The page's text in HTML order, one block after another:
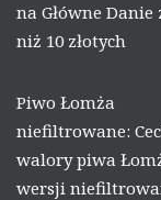
na Główne Danie
niż 10 złotych
Piwo Łomża
niefiltrowane:
walory piwa
wersji